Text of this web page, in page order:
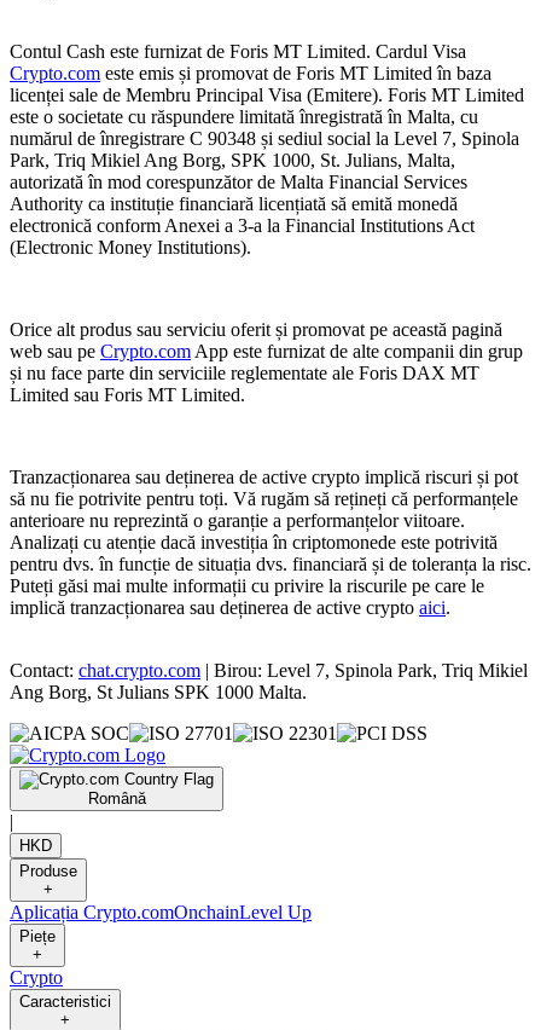
Contul Cash este furnizat de Foris MT Limited. Cardul Visa
Crypto.com este emis și promovat de Foris MT Limited în baza
licenței sale de Membru Principal Visa (Emitere). Foris MT Limited
este o societate cu răspundere limitată înregistrată în Malta, cu
numărul de înregistrare C 90348 și sediul social la Level 7, Spinola
Park, Triq Mikiel Ang Borg, SPK 1000, St. Julians, Malta,
autorizată în mod corespunzător de Malta Financial Services
Authority ca instituție financiară licențiată să emită monedă
electronică conform Anexei a 3-a la Financial Institutions Act
(Electronic Money Institutions).
Orice alt produs sau serviciu oferit și promovat pe această pagină
web sau pe Crypto.com App este furnizat de alte companii din grup
și nu face parte din serviciile reglementate ale Foris DAX MT
Limited sau Foris MT Limited.
Tranzacționarea sau deținerea de active crypto implică riscuri și pot
să nu fie potrivite pentru toți. Vă rugăm să rețineți că performanțele
anterioare nu reprezintă o garanție a performanțelor viitoare.
Analizați cu atenție dacă investiția în criptomonede este potrivită
pentru dvs. în funcție de situația dvs. financiară și de toleranța la risc.
Puteți găsi mai multe informații cu privire la riscurile pe care le
implică tranzacționarea sau deținerea de active crypto aici.
Contact: chat.crypto.com | Birou: Level 7, Spinola Park, Triq Mikiel
Ang Borg, St Julians SPK 1000 Malta.
Română
|
HKD
Produse
+
Aplicația Crypto.comOnchainLevel Up
Piețe
+
Crypto
Caracteristici
+